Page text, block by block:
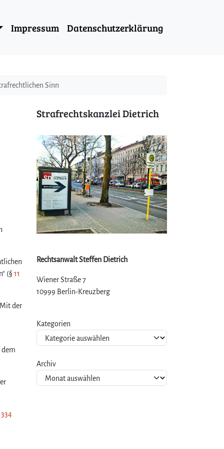
Impressum Datenschutzerklärung
Sinn
(§ 11
der
dem
334
Strafrechtskanzlei Dietrich
Rechtsanwalt Steffen Dietrich
Wiener Straße 7
10999 Berlin-Kreuzberg
Kategorien
Archiv